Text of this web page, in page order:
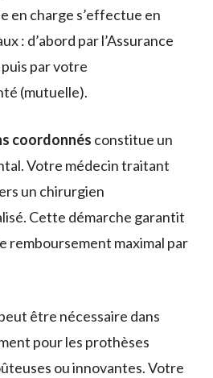
en charge s’effectue en
: d’abord par l’Assurance
par votre
(mutuelle).
coordonnés constitue un
Votre médecin traitant
un chirurgien
Cette démarche garantit
remboursement maximal par
être nécessaire dans
pour les prothèses
ou innovantes. Votre